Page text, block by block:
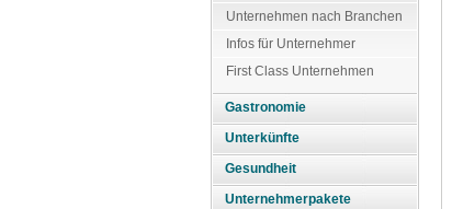
Unternehmen nach Branchen
Infos für Unternehmer
First Class Unternehmen
Gastronomie
Unterkünfte
Gesundheit
Unternehmerpakete